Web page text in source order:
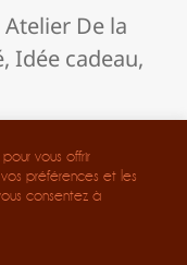
Auteur
Atelier De la
,Idée cadeau,
l'atelier
vous offrir
préférences et les
consentez à